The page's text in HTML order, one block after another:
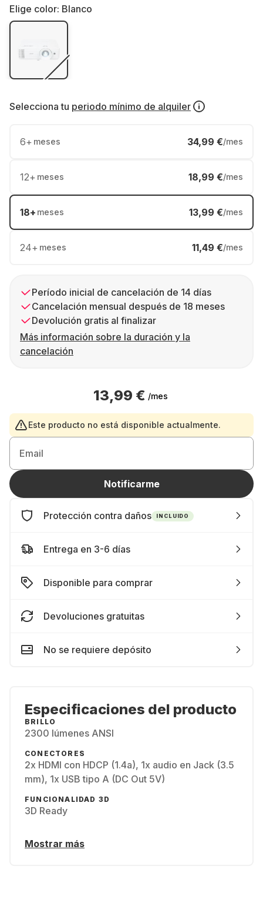
Elige color: Blanco
Selecciona tu periodo mínimo de alquiler
6+ meses 34,99 €/mes
12+ meses 18,99 €/mes
18+ meses 13,99 €/mes
24+ meses 11,49 €/mes
Período inicial de cancelación de 14 días
Cancelación mensual después de 18 meses
Devolución gratis al finalizar
Más información sobre la duración y la
cancelación
13,99 € /mes
Este producto no está disponible actualmente.
Email
Notificarme
Protección contra daños INCLUIDO
Entrega en 3-6 días
Disponible para comprar
Devoluciones gratuitas
No se requiere depósito
Especificaciones del producto
BRILLO
2300 lúmenes ANSI
CONECTORES
2x HDMI con HDCP (1.4a), 1x audio en Jack (3.5
mm), 1x USB tipo A (DC Out 5V)
FUNCIONALIDAD 3D
3D Ready
Mostrar más